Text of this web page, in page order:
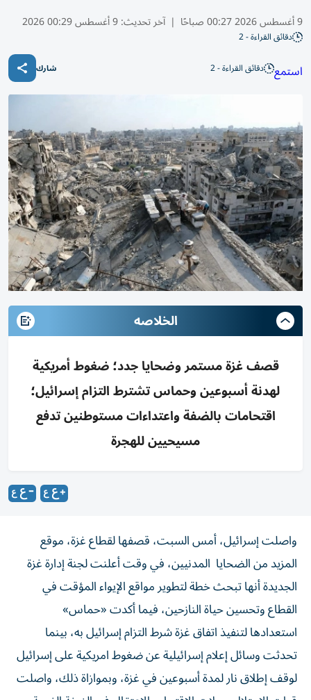
9 أغسطس 2026 00:27 صباحًا | آخر تحديث:9 أغسطس 00:29 2026
دقائق القراءة - 2
استمع دقائق القراءة - 2 شارك
الخلاصه
قصف غزة مستمر وضحايا جدد؛ ضغوط أمريكية
لهدنة أسبوعين وحماس تشترط التزام إسرائيل؛
اقتحامات بالضفة واعتداءات مستوطنين تدفع
مسيحيين للهجرة
واصلت إسرائيل، أمس السبت، قصفها لقطاع غزة، موقع
المزيد من الضحايا المدنيين، في وقت أعلنت لجنة إدارة غزة
الجديدة أنها تبحث خطة لتطوير مواقع الإيواء المؤقت في
القطاع وتحسين حياة النازحين، فيما أكدت «حماس»
استعدادها لتنفيذ اتفاق غزة شرط التزام إسرائيل به، بينما
تحدثت وسائل إعلام إسرائيلية عن ضغوط امريكية على إسرائيل
لوقف إطلاق نار لمدة أسبوعين في غزة، وبموازاة ذلك، واصلت